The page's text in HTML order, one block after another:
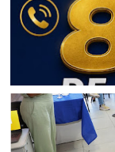
BAHIA
CICOM Senhor
ligações